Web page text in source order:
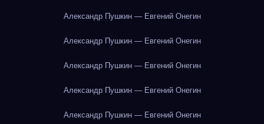
Александр Пушкин — Евгений Онегин
Александр Пушкин — Евгений Онегин
Александр Пушкин — Евгений Онегин
Александр Пушкин — Евгений Онегин
Александр Пушкин — Евгений Онегин